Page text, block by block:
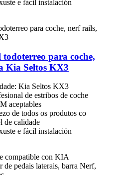
e fácil instalación
para coche,
Kia Seltos KX3
Kia Seltos KX3
de estribos de coche
aceptables
de todos os produtos co
de calidade
e fácil instalación